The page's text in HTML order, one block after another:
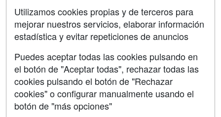
Contactar
Confidencialidad
Aviso legal
Copyleft
Utilizamos cookies propias y de terceros para
mejorar nuestros servicios, elaborar información
estadística y evitar repeticiones de anuncios
Puedes aceptar todas las cookies pulsando en
el botón de "Aceptar todas", rechazar todas las
cookies pulsando el botón de "Rechazar
cookies" o configurar manualmente usando el
botón de "más opciones"